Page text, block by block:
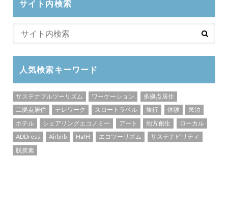
サイト内検索
人気検索キーワード
サステナブルツーリズム ワーケーション
多拠点居住
二拠点居住
テレワーク スロートラベル 旅行 体験
民泊
ホテル
シェアリングエコノミー アート 地方創生
ローカル
ADDress
Airbnb HafH エコツーリズム
サステナビリティ
脱炭素